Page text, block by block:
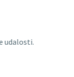
udalosti.